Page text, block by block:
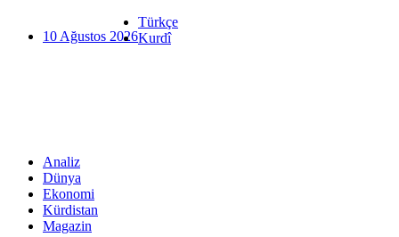
10 Ağustos 2026
Türkçe
Kurdî
Analiz
Dünya
Ekonomi
Kürdistan
Magazin